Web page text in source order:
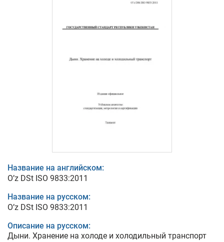
Название на английском:
O’z DSt ISO 9833:2011
Название на русском:
O’z DSt ISO 9833:2011
Описание на русском:
Дыни. Хранение на холоде и холодильный транспорт